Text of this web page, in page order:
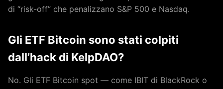
di “risk-off” che penalizzano S&P 500 e Nasdaq.
Gli ETF Bitcoin sono stati colpiti
dall’hack di KelpDAO?
No. Gli ETF Bitcoin spot — come IBIT di BlackRock o